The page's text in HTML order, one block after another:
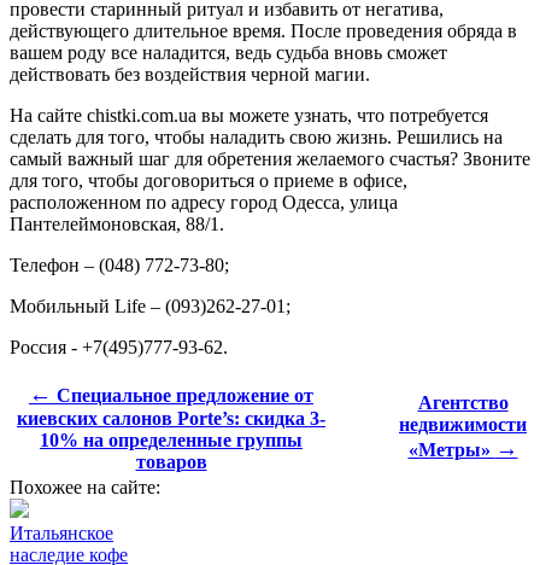
провести старинный ритуал и избавить от негатива,
действующего длительное время. После проведения обряда в
вашем роду все наладится, ведь судьба вновь сможет
действовать без воздействия черной магии.
На сайте chistki.com.ua вы можете узнать, что потребуется
сделать для того, чтобы наладить свою жизнь. Решились на
самый важный шаг для обретения желаемого счастья? Звоните
для того, чтобы договориться о приеме в офисе,
расположенном по адресу город Одесса, улица
Пантелеймоновская, 88/1.
Телефон – (048) 772-73-80;
Мобильный Life – (093)262-27-01;
Россия - +7(495)777-93-62.
← Специальное предложение от
киевских салонов Porte’s: скидка 3-
10% на определенные группы
товаров
Агентство
недвижимости
«Метры» →
Похожее на сайте:
Итальянское
наследие кофе